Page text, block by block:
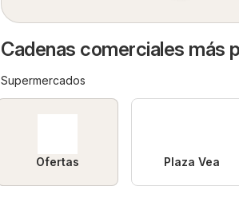
Cadenas comerciales más
Supermercados
Ofertas Plaza Vea